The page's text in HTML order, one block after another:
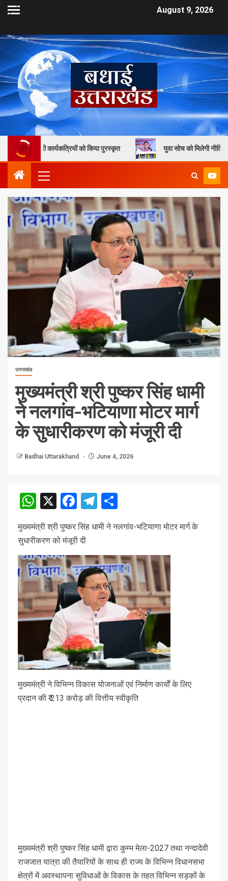
August 9, 2026
को किया पुरस्कृत युवा सोच को मिलेगी नीति निर्माण में जगह,
उत्तराखंड
मुख्यमंत्री श्री पुष्कर सिंह धामी
ने नलगांव-भटियाणा मोटर मार्ग
के सुधारीकरण को मंजूरी दी
Badhai Uttarakhand June 4, 2026
WhatsApp
X Facebook
Telegram
मुख्यमंत्री श्री पुष्कर सिंह धामी ने नलगांव-भटियाणा मोटर मार्ग के
सुधारीकरण को मंजूरी दी
मुख्यमंत्री ने विभिन्न विकास योजनाओं एवं निर्माण कार्यों के लिए
प्रदान की ₹ 213 करोड़ की वित्तीय स्वीकृति
मुख्यमंत्री श्री पुष्कर सिंह धामी द्वारा कुम्भ मेला-2027 तथा नन्दादेवी
राजजात यात्रा की तैयारियों के साथ ही राज्य के विभिन्न विधानसभा
क्षेत्रों में अवस्थापना सुविधाओं के विकास के तहत विभिन्न सड़कों के